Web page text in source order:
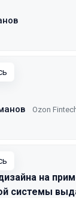
Ozon
на
системы